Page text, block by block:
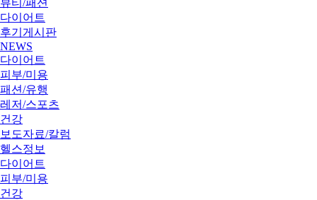
다이어트
후기게시판
NEWS
다이어트
피부/미용
패션/유행
레저/스포츠
건강
보도자료/칼럼
헬스정보
다이어트
피부/미용
건강